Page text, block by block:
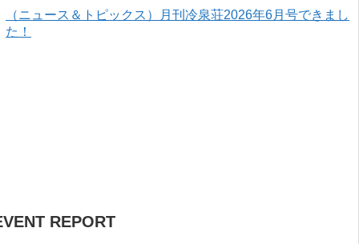
（ニュース＆トピックス）月刊冷泉荘2026年6月号できまし
た！
REPORT